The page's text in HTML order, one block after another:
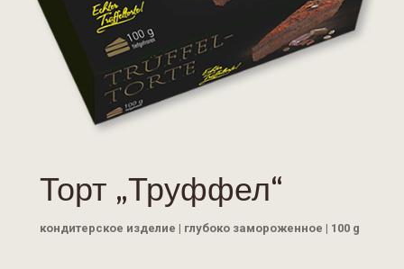
Торт „Труффел“
кондитерское изделие | глубоко замороженное | 100 g